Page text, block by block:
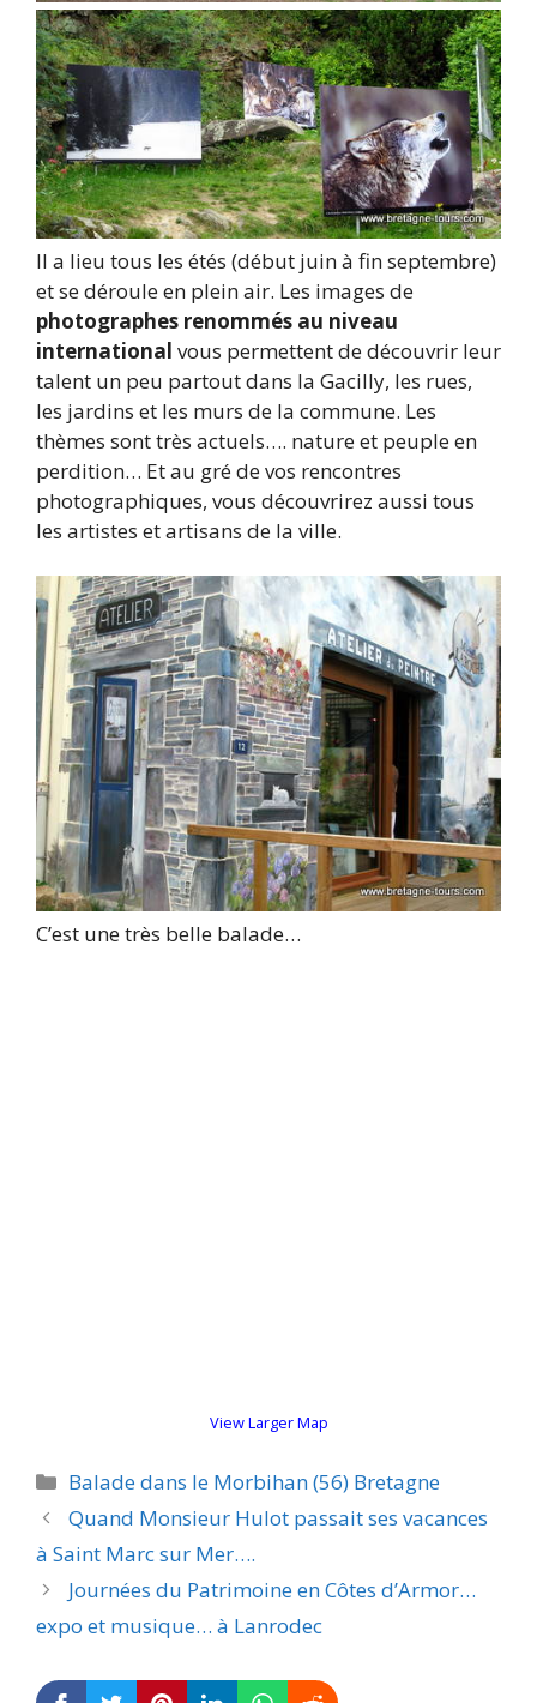
Il a lieu tous les étés (début juin à fin septembre)
et se déroule en plein air. Les images de
photographes renommés au niveau
international vous permettent de découvrir leur
talent un peu partout dans la Gacilly, les rues,
les jardins et les murs de la commune. Les
thèmes sont très actuels…. nature et peuple en
perdition… Et au gré de vos rencontres
photographiques, vous découvrirez aussi tous
les artistes et artisans de la ville.
C’est une très belle balade…
View Larger Map
Catégories
Balade dans le Morbihan (56) Bretagne
Quand Monsieur Hulot passait ses vacances
à Saint Marc sur Mer….
Journées du Patrimoine en Côtes d’Armor…
expo et musique… à Lanrodec